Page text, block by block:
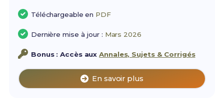
Téléchargeable en PDF
Dernière mise à jour : Mars 2026
Bonus : Accès auxAnnales, Sujets & Corrigés
En savoir plus